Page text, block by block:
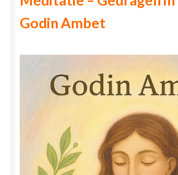
Godin Ambet